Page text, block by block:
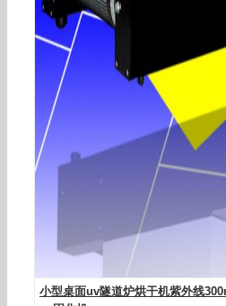
小型桌面uv隧道炉烘干机紫外线
厂供紫外线UV干燥机2kw台
涂装烘干固化